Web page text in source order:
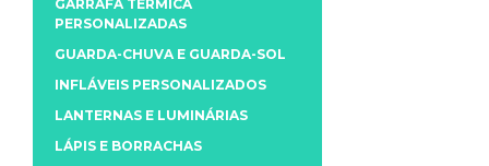
GARRAFA TÉRMICA
PERSONALIZADAS
GUARDA-CHUVA E GUARDA-SOL
INFLÁVEIS PERSONALIZADOS
LANTERNAS E LUMINÁRIAS
LÁPIS E BORRACHAS